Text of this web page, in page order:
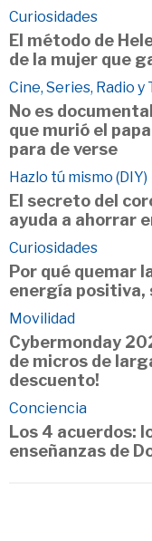
Curiosidades
El método de
de la mujer que
Cine, Series, Radio y
No es
que murió el
para de verse
Hazlo tú mismo (DIY)
El secreto del
ayuda a ahorrar
Curiosidades
Por qué quemar
energía positiva,
Movilidad
Cybermonday
de micros de
descuento!
Conciencia
Los 4 acuerdos:
enseñanzas de